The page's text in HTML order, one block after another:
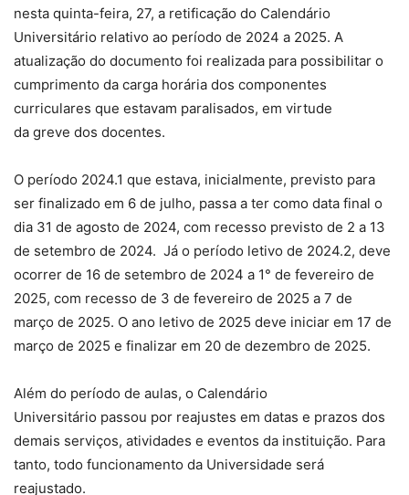
nesta quinta-feira, 27, a retificação do Calendário
Universitário relativo ao período de 2024 a 2025. A
atualização do documento foi realizada para possibilitar o
cumprimento da carga horária dos componentes
curriculares que estavam paralisados, em virtude
da greve dos docentes.
O período 2024.1 que estava, inicialmente, previsto para
ser finalizado em 6 de julho, passa a ter como data final o
dia 31 de agosto de 2024, com recesso previsto de 2 a 13
de setembro de 2024. Já o período letivo de 2024.2, deve
ocorrer de 16 de setembro de 2024 a 1° de fevereiro de
2025, com recesso de 3 de fevereiro de 2025 a 7 de
março de 2025. O ano letivo de 2025 deve iniciar em 17 de
março de 2025 e finalizar em 20 de dezembro de 2025.
Além do período de aulas, o Calendário
Universitário passou por reajustes em datas e prazos dos
demais serviços, atividades e eventos da instituição. Para
tanto, todo funcionamento da Universidade será
reajustado.